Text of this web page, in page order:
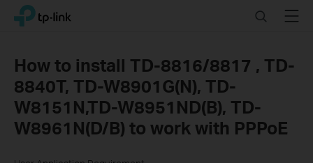
Click
navigation
TP-Link, Reliably Smart SearchMenu
How to install TD-8816/8817 , TD-
8840T, TD-W8901G(N), TD-
W8151N,TD-W8951ND(B), TD-
W8961N(D/B) to work with PPPoE